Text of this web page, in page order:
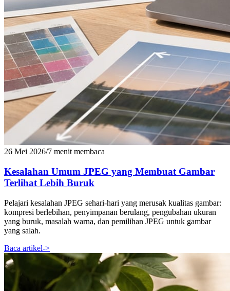
26 Mei 2026/7 menit membaca
Kesalahan Umum JPEG yang Membuat Gambar
Terlihat Lebih Buruk
Pelajari kesalahan JPEG sehari-hari yang merusak kualitas gambar:
kompresi berlebihan, penyimpanan berulang, pengubahan ukuran
yang buruk, masalah warna, dan pemilihan JPEG untuk gambar
yang salah.
Baca artikel->